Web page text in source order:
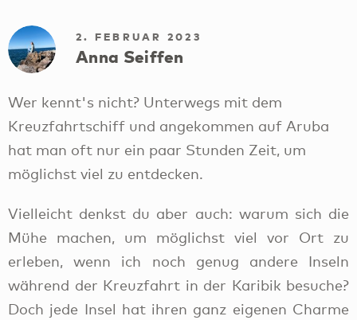
2. FEBRUAR 2023
Anna Seiffen
Wer kennt's nicht? Unterwegs mit dem
Kreuzfahrtschiff und angekommen auf Aruba
hat man oft nur ein paar Stunden Zeit, um
möglichst viel zu entdecken.
Vielleicht denkst du aber auch: warum sich die
Mühe machen, um möglichst viel vor Ort zu
erleben, wenn ich noch genug andere Inseln
während der Kreuzfahrt in der Karibik besuche?
Doch jede Insel hat ihren ganz eigenen Charme